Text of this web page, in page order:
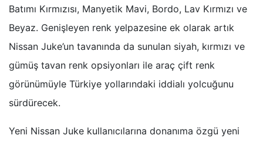
Batımı Kırmızısı, Manyetik Mavi, Bordo, Lav Kırmızı ve
Beyaz. Genişleyen renk yelpazesine ek olarak artık
Nissan Juke’un tavanında da sunulan siyah, kırmızı ve
gümüş tavan renk opsiyonları ile araç çift renk
görünümüyle Türkiye yollarındaki iddialı yolcuğunu
sürdürecek.
Yeni Nissan Juke kullanıcılarına donanıma özgü yeni